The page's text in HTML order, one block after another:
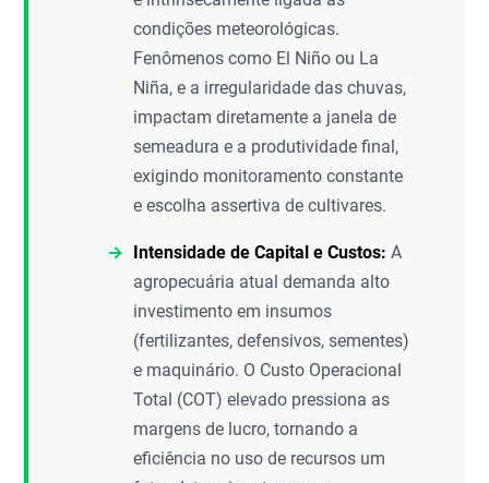
condições meteorológicas.
Fenômenos como El Niño ou La
Niña, e a irregularidade das chuvas,
impactam diretamente a janela de
semeadura e a produtividade final,
exigindo monitoramento constante
e escolha assertiva de cultivares.
Intensidade de Capital e Custos: A
agropecuária atual demanda alto
investimento em insumos
(fertilizantes, defensivos, sementes)
e maquinário. O Custo Operacional
Total (COT) elevado pressiona as
margens de lucro, tornando a
eficiência no uso de recursos um